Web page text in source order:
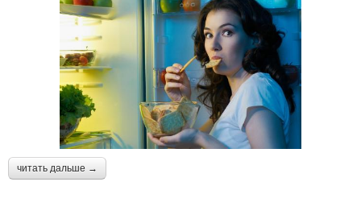
читать дальше →